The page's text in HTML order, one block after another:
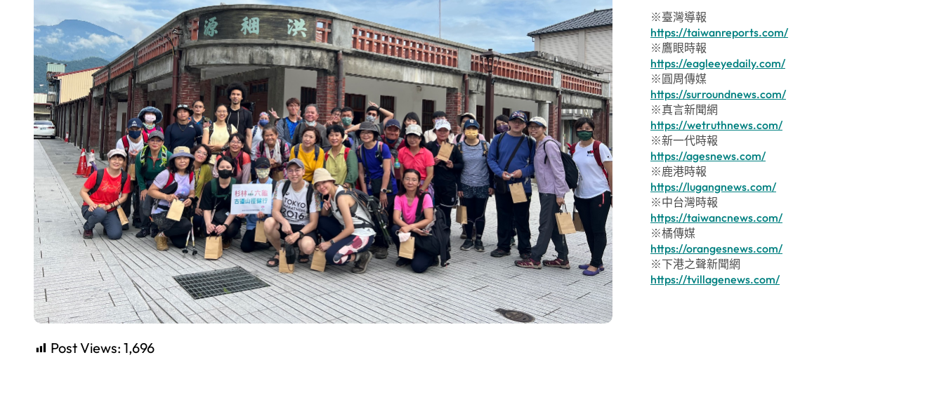
Post Views: 1,696
※臺灣導報
https://taiwanreports.com/
※鷹眼時報
https://eagleeyedaily.com/
※圓周傳媒
https://surroundnews.com/
※真言新聞網
https://wetruthnews.com/
※新一代時報
https://agesnews.com/
※鹿港時報
https://lugangnews.com/
※中台灣時報
https://taiwancnews.com/
※橘傳媒
https://orangesnews.com/
※下港之聲新聞網
https://tvillagenews.com/